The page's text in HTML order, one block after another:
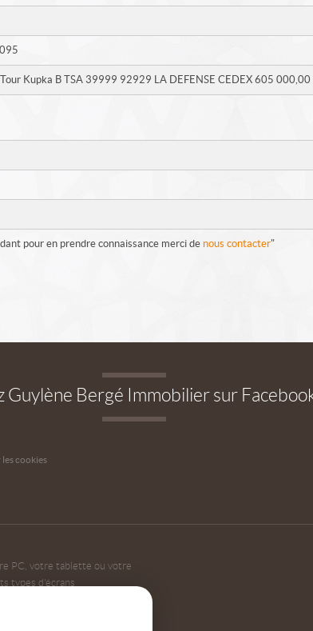
Kupka B TSA 39999 92929 LA DEFENSE CEDEX 605 000,00
pour en prendre connaissance merci de nous contacter"
Guylène Bergé Immobilier sur
cookies
PC, votre tablette ou votre
types d'écrans